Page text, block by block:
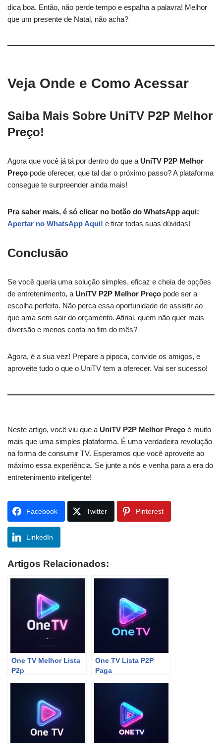
dica boa. Então, não perde tempo e espalha a palavra! Melhor
que um presente de Natal, não acha?
Veja Onde e Como Acessar
Saiba Mais Sobre UniTV P2P Melhor
Preço!
Agora que você já tá por dentro do que a UniTV P2P Melhor
Preço pode oferecer, que tal dar o próximo passo? A plataforma
consegue te surpreender ainda mais!
Pra saber mais, é só clicar no botão do WhatsApp aqui:
Apertar no WhatsApp Aqui! e tirar todas suas dúvidas!
Conclusão
Se você queria uma solução simples, eficaz e cheia de opções
de entretenimento, a UniTV P2P Melhor Preço pode ser a
escolha perfeita. Não perca essa oportunidade de assistir ao
que ama sem sair do orçamento. Afinal, quem não quer mais
diversão e menos conta no fim do mês?
Agora, é a sua vez! Prepare a pipoca, convide os amigos, e
aproveite tudo o que o UniTV tem a oferecer. Vai ser sucesso!
Neste artigo, você viu que a UniTV P2P Melhor Preço é muito
mais que uma simples plataforma. É uma verdadeira revolução
na forma de consumir TV. Esperamos que você aproveite ao
máximo essa experiência. Se junte a nós e venha para a era do
entretenimento inteligente!
Facebook Twitter Pinterest
LinkedIn
Artigos Relacionados:
One TV Melhor Lista
P2p
One TV Lista P2P
Paga